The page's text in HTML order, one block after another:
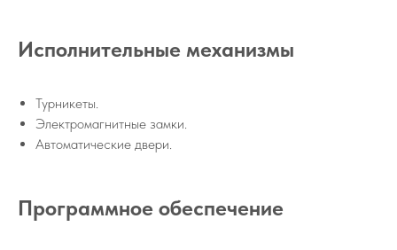
Исполнительные механизмы
Турникеты.
Электромагнитные замки.
Автоматические двери.
Программное обеспечение